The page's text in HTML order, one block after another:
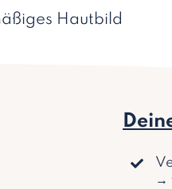
Hautbild
→